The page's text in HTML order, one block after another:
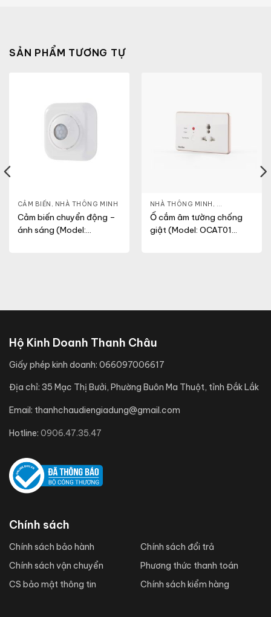
SẢN PHẨM TƯƠNG TỰ
CẢM BIẾN , NHÀ THÔNG MINH
Cảm biến chuyển động –
ánh sáng (Model:
NHÀ THÔNG MINH , Ổ CẮM THÔNG
Ổ cắm âm tường chống
giật (Model: OCAT01
MINH
Hộ Kinh Doanh Thanh Châu
Giấy phép kinh doanh: 066097006617
Địa chỉ: 35 Mạc Thị Bưởi, Phường Buôn Ma Thuột, tỉnh Đắk Lắk
Email: thanhchaudiengiadung@gmail.com
Hotline: 0906.47.35.47
Chính sách
Chính sách bảo hành
Chính sách vận chuyển
CS bảo mật thông tin
Chính sách đổi trả
Phương thức thanh toán
Chính sách kiểm hàng